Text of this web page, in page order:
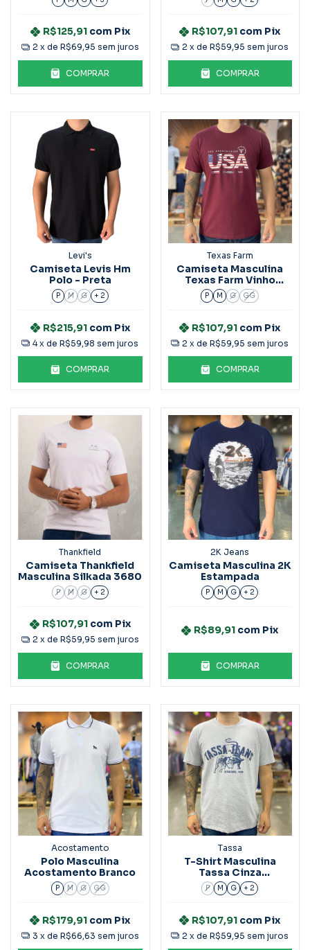
R$125,91 com Pix
2 x de R$69,95 sem juros
COMPRAR
R$107,91 com Pix
2 x deR$59,95 sem juros
COMPRAR
Levi's
Camiseta Levis Hm
Polo - Preta
P M G + 2
R$215,91 com Pix
4 x deR$59,98 sem juros
COMPRAR
Texas Farm
Camiseta Masculina
Texas Farm Vinho
CM648
P M G GG
R$107,91 com Pix
2 x deR$59,95 sem juros
COMPRAR
Thankfield
Camiseta Thankfield
Masculina Silkada 3680
P M G + 2
R$107,91 com Pix
2 x de R$59,95 sem juros
COMPRAR
2K Jeans
Camiseta Masculina 2K
Estampada
P M G + 2
R$89,91 com Pix
COMPRAR
Acostamento
Polo Masculina
Acostamento Branco
P M G GG
R$179,91 com Pix
3 x de R$66,63 sem juros
Tassa
T-Shirt Masculina
Tassa Cinza
Estampado
P M G + 2
R$107,91 com Pix
2 x deR$59,95 sem juros